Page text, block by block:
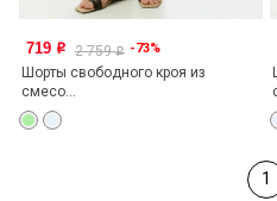
719 o 2 759o -73%
Шорты свободного кроя из
смесо...
1